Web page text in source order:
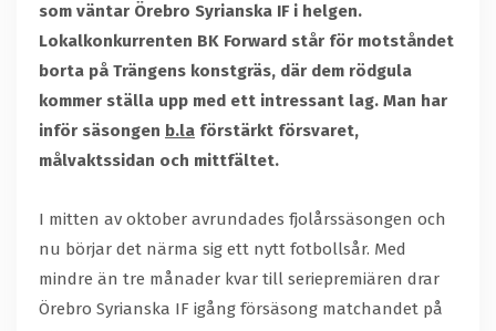
som väntar Örebro Syrianska IF i helgen.
Lokalkonkurrenten BK Forward står för motståndet
borta på Trängens konstgräs, där dem rödgula
kommer ställa upp med ett intressant lag. Man har
inför säsongen b.la förstärkt försvaret,
målvaktssidan och mittfältet.
I mitten av oktober avrundades fjolårssäsongen och
nu börjar det närma sig ett nytt fotbollsår. Med
mindre än tre månader kvar till seriepremiären drar
Örebro Syrianska IF igång försäsong matchandet på